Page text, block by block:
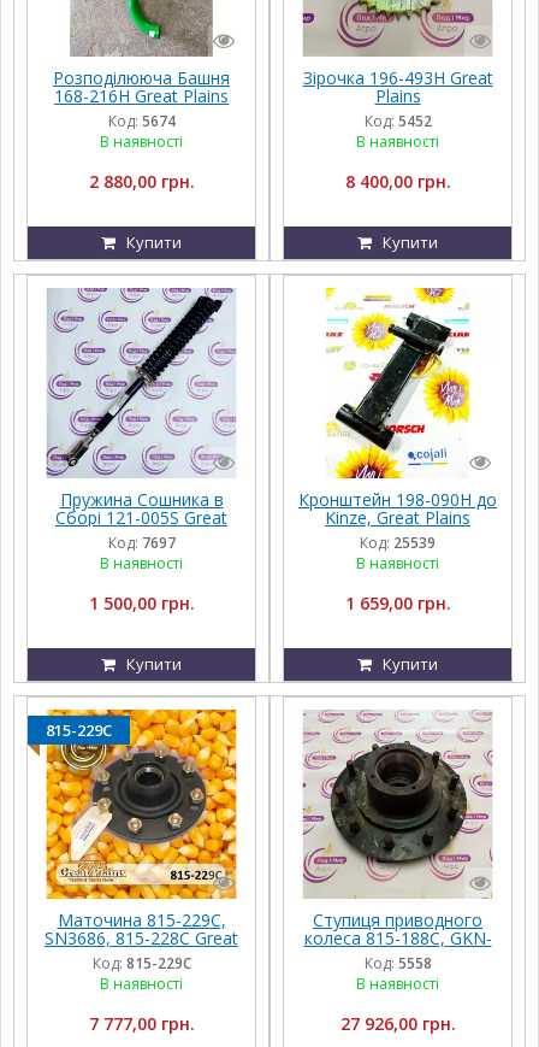
Розподілююча Башня
168-216H Great Plains
Код: 5674
В наявності
2 880,00 грн.
Купити
Зірочка 196-493H Great
Plains
Код: 5452
В наявності
8 400,00 грн.
Купити
Пружина Сошника в
Сборі 121-005S Great
Plains
Код: 7697
В наявності
1 500,00 грн.
Купити
Кронштейн 198-090H до
Kinze, Great Plains
Код: 25539
В наявності
1 659,00 грн.
Купити
815-229C
Маточина 815-229C,
SN3686, 815-228C Great
Plains
Код: 815-229C
В наявності
7 777,00 грн.
Ступиця приводного
колеса 815-188C, GKN-
l871401-10 Great Plains
Код: 5558
В наявності
27 926,00 грн.